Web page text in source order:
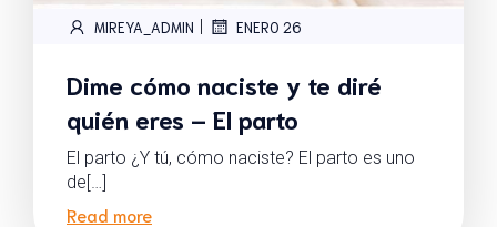
MIREYA_ADMIN | ENERO 26
Dime cómo naciste y te diré
quién eres – El parto
El parto ¿Y tú, cómo naciste? El parto es uno
de[…]
Read more